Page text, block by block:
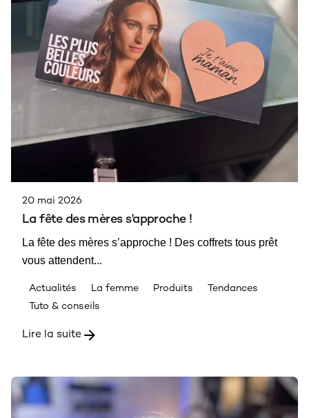
20 mai 2026
La fête des mères s'approche !
La fête des mères s’approche ! Des coffrets tous prêt
vous attendent...
Actualités La femme Produits
Tendances
Tuto & conseils
Lire la suite